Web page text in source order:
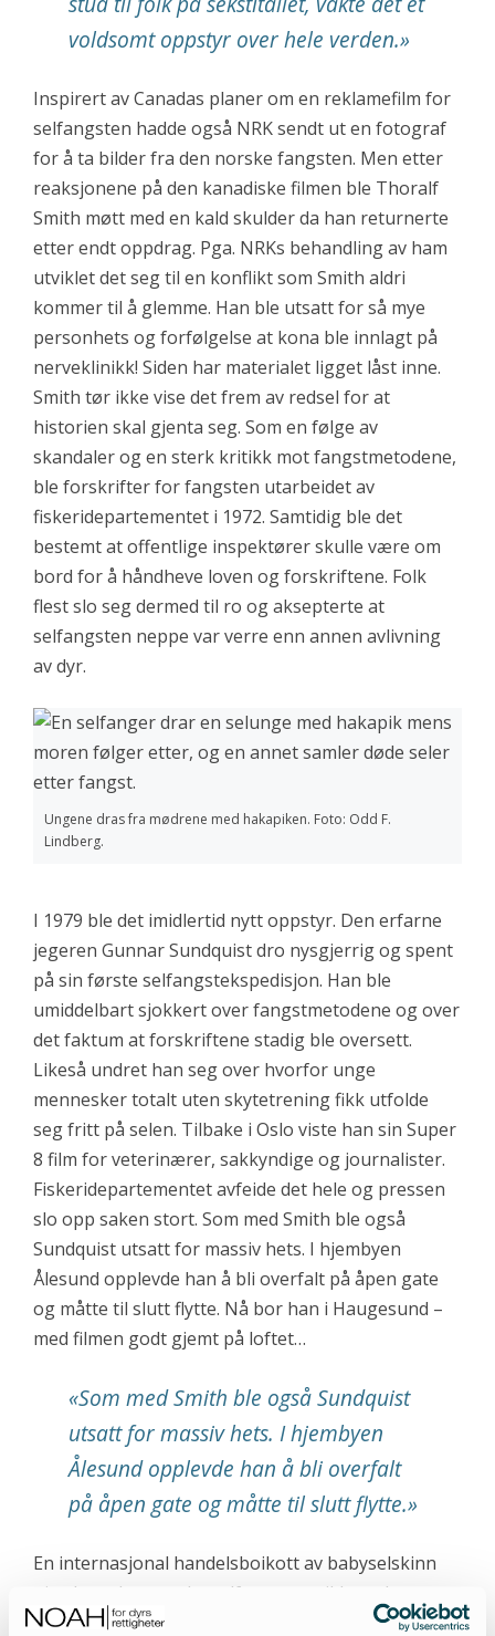
voldsomt oppstyr over hele verden.»
Inspirert av Canadas planer om en reklamefilm for
selfangsten hadde også NRK sendt ut en fotograf
for å ta bilder fra den norske fangsten. Men etter
reaksjonene på den kanadiske filmen ble Thoralf
Smith møtt med en kald skulder da han returnerte
etter endt oppdrag. Pga. NRKs behandling av ham
utviklet det seg til en konflikt som Smith aldri
kommer til å glemme. Han ble utsatt for så mye
personhets og forfølgelse at kona ble innlagt på
nerveklinikk! Siden har materialet ligget låst inne.
Smith tør ikke vise det frem av redsel for at
historien skal gjenta seg. Som en følge av
skandaler og en sterk kritikk mot fangstmetodene,
ble forskrifter for fangsten utarbeidet av
fiskeridepartementet i 1972. Samtidig ble det
bestemt at offentlige inspektører skulle være om
bord for å håndheve loven og forskriftene. Folk
flest slo seg dermed til ro og aksepterte at
selfangsten neppe var verre enn annen avlivning
av dyr.
Ungene dras fra mødrene med hakapiken. Foto: Odd F.
Lindberg.
I 1979 ble det imidlertid nytt oppstyr. Den erfarne
jegeren Gunnar Sundquist dro nysgjerrig og spent
på sin første selfangstekspedisjon. Han ble
umiddelbart sjokkert over fangstmetodene og over
det faktum at forskriftene stadig ble oversett.
Likeså undret han seg over hvorfor unge
mennesker totalt uten skytetrening fikk utfolde
seg fritt på selen. Tilbake i Oslo viste han sin Super
8 film for veterinærer, sakkyndige og journalister.
Fiskeridepartementet avfeide det hele og pressen
slo opp saken stort. Som med Smith ble også
Sundquist utsatt for massiv hets. I hjembyen
Ålesund opplevde han å bli overfalt på åpen gate
og måtte til slutt flytte. Nå bor han i Haugesund –
med filmen godt gjemt på loftet…
«Som med Smith ble også Sundquist
utsatt for massiv hets. I hjembyen
Ålesund opplevde han å bli overfalt
på åpen gate og måtte til slutt flytte.»
En internasjonal handelsboikott av babyselskinn
gjorde at den norske selfangsten gikk med
underskudd på åttitallet. Den ble avhengig av